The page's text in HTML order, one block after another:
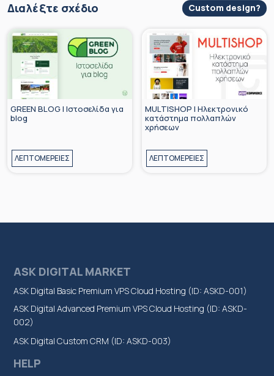
Διαλέξτε σχέδιο Custom design?
GREEN BLOG | Ιστοσελίδα για
blog
ΛΕΠΤΟΜΕΡΕΙΕΣ
MULTISHOP | Ηλεκτρονικό
κατάστημα πολλαπλών
χρήσεων
ΛΕΠΤΟΜΕΡΕΙΕΣ
ASK DIGITAL MARKET
ASK Digital Basic Premium VPS Cloud Hosting (ID: ASKD-001)
ASK Digital Advanced Premium VPS Cloud Hosting (ID: ASKD-
002)
ASK Digital Custom CRM (ID: ASKD-003)
HELP